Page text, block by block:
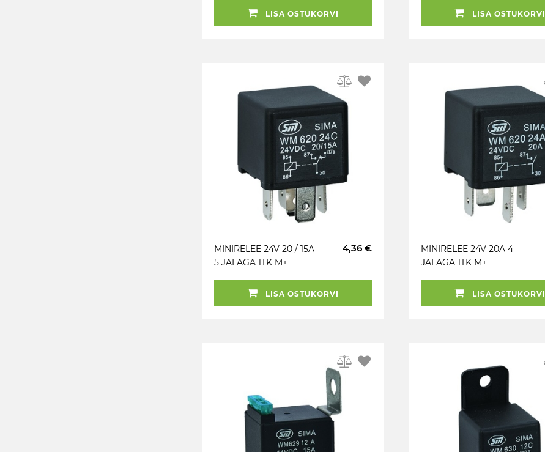
LISA OSTUKORVI LISA OSTUKORVI
MINIRELEE 24V 20 / 15A
5 JALAGA 1TK M+
4,36 €
LISA OSTUKORVI
MINIRELEE 24V 20A 4
JALAGA 1TK M+
LISA OSTUKORVI